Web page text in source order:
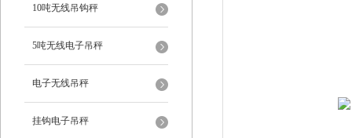
10吨无线吊钩秤
5吨无线电子吊秤
电子无线吊秤
挂钩电子吊秤